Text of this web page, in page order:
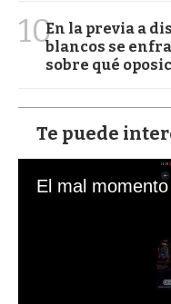
10En la previa a
blancos se
sobre qué
Te puede